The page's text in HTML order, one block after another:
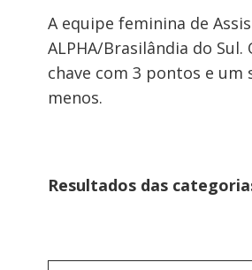
A equipe feminina de
ALPHA/Brasilândia do
chave com 3 pontos e
menos.
Resultados das